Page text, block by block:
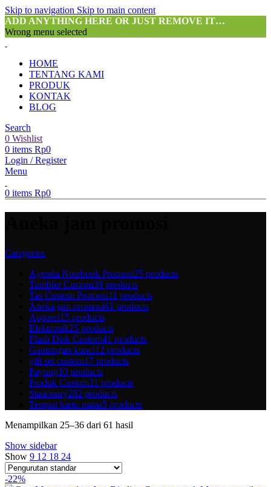
Skip to navigation Skip to main content
ADD ANYTHING HERE OR JUST REMOVE IT…
Wrong menu selected
HOME
TENTANG KAMI
PRODUK
KONTAK
BLOG
Search
0 Wishlist
0 items Rp0
Login / Register
Menu
0 items Rp0
Categories
Agenda Notebook Promosi25 products
Tumbler Custom39 products
Tas Custom Promosi11 products
Aneka jam promosi61 products
Apparel15 products
Elektronik25 products
Flash Disk Custom41 products
Gantungan kunci12 products
gift set custom17 products
Payung10 products
Produk Custom31 products
Stationary282 products
Tempat kartu nama5 products
Menampilkan 25–36 dari 61 hasil
Show sidebar
Show 9 12 18 24
-22%